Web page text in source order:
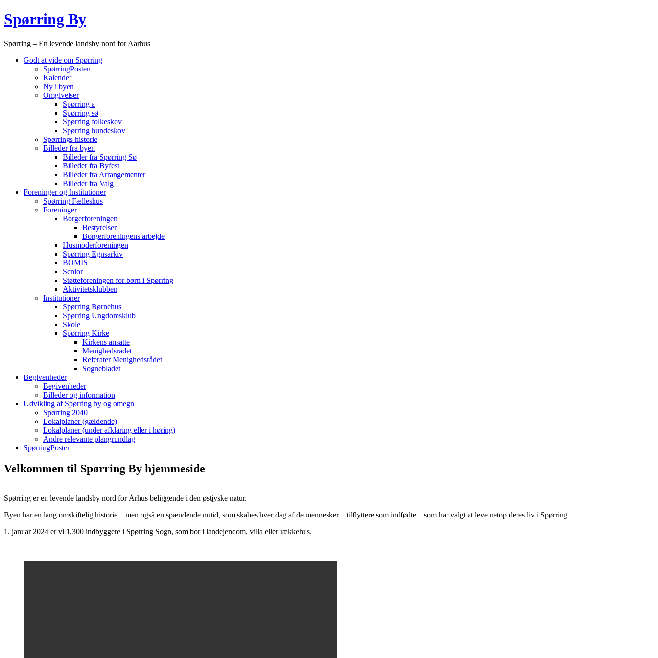
Videre
til
Spørring By
Spørring – En levende landsby nord for Aarhus
Godt at vide om Spørring
SpørringPosten
Kalender
Ny i byen
Omgivelser
Spørring å
Spørring sø
Spørring folkeskov
Spørring hundeskov
Spørrings historie
Billeder fra byen
Billeder fra Spørring Sø
Billeder fra Byfest
Billeder fra Arrangementer
Billeder fra Valg
Foreninger og Institutioner
Spørring Fælleshus
Foreninger
Borgerforeningen
Bestyrelsen
Borgerforeningens arbejde
Husmoderforeningen
Spørring Egnsarkiv
BOMIS
Senior
Støtteforeningen for børn i Spørring
Aktivitetsklubben
Institutioner
Spørring Børnehus
Spørring Ungdomsklub
Skole
Spørring Kirke
Kirkens ansatte
Menighedsrådet
Referater Menighedsrådet
Sognebladet
Begivenheder
Begivenheder
Billeder og information
Udvikling af Spørring by og omegn
Spørring 2040
Lokalplaner (gældende)
Lokalplaner (under afklaring eller i høring)
Andre relevante plangrundlag
SpørringPosten
Velkommen til Spørring By hjemmeside
Spørring er en levende landsby nord for Århus beliggende i den østjyske natur.
Byen har en lang omskiftelig historie – men også en spændende nutid, som skabes hver dag af de mennesker – tilflyttere som indfødte – som har valgt at leve netop deres liv i Spørring.
1. januar 2024 er vi 1.300 indbyggere i Spørring Sogn, som bor i landejendom, villa eller rækkehus.